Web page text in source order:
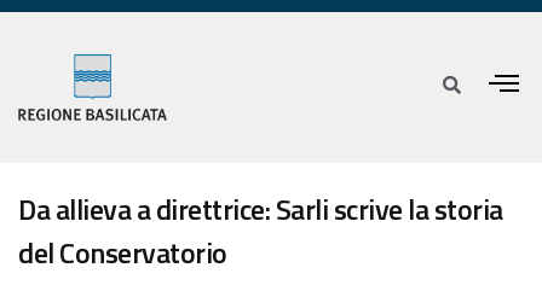
Da allieva a direttrice: Sarli scrive la storia
del Conservatorio